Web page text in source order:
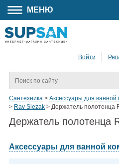
МЕНЮ
Войти
Сантехника > Аксессуары для ванной
> Rav Slezak > Держатель полотенца
Держатель полотенца
Аксессуары для ванной